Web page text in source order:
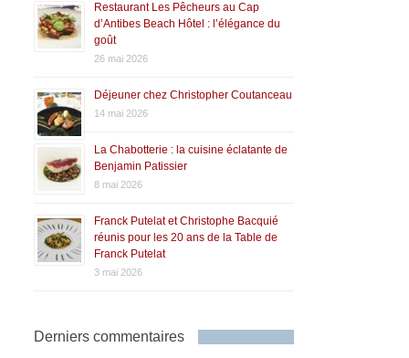
Restaurant Les Pêcheurs au Cap
d’Antibes Beach Hôtel : l’élégance du
goût
26 mai 2026
Déjeuner chez Christopher Coutanceau
14 mai 2026
La Chabotterie : la cuisine éclatante de
Benjamin Patissier
8 mai 2026
Franck Putelat et Christophe Bacquié
réunis pour les 20 ans de la Table de
Franck Putelat
3 mai 2026
Derniers commentaires